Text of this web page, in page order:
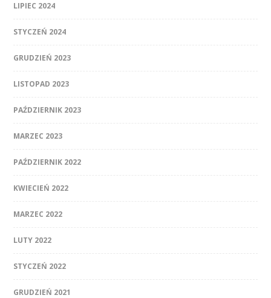
LIPIEC 2024
STYCZEŃ 2024
GRUDZIEŃ 2023
LISTOPAD 2023
PAŹDZIERNIK 2023
MARZEC 2023
PAŹDZIERNIK 2022
KWIECIEŃ 2022
MARZEC 2022
LUTY 2022
STYCZEŃ 2022
GRUDZIEŃ 2021